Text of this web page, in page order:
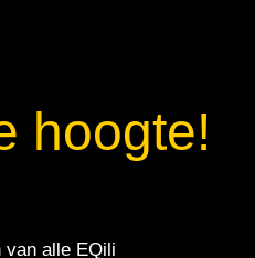
hoogte!
van alle EQili